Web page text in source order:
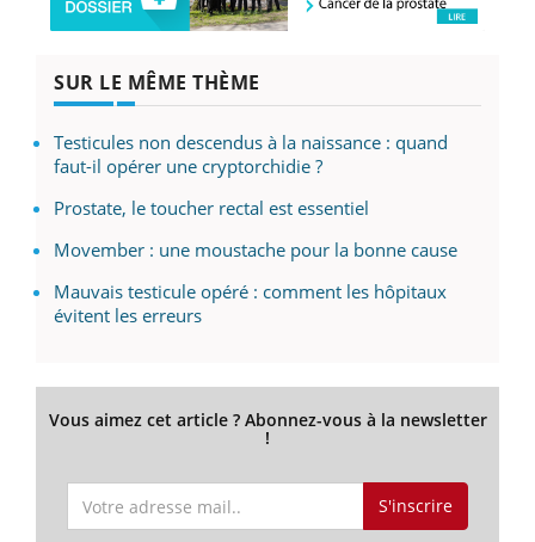
SUR LE MÊME THÈME
Testicules non descendus à la naissance : quand
faut-il opérer une cryptorchidie ?
Prostate, le toucher rectal est essentiel
Movember : une moustache pour la bonne cause
Mauvais testicule opéré : comment les hôpitaux
évitent les erreurs
Vous aimez cet article ? Abonnez-vous à la newsletter
!
S'inscrire